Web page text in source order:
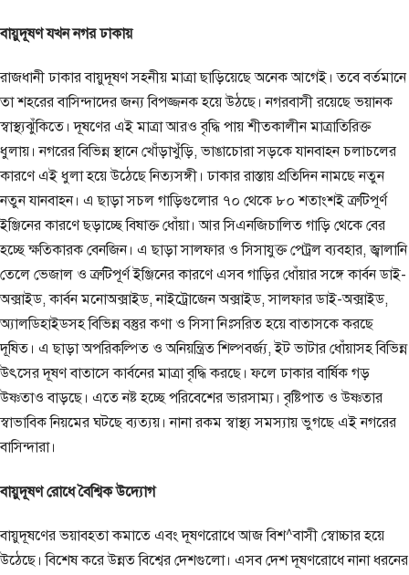
বায়ুদূষণ যখন নগর ঢাকায়
রাজধানী ঢাকার বায়ুদূষণ সহনীয় মাত্রা ছাড়িয়েছে অনেক আগেই। তবে বর্তমানে
তা শহরের বাসিন্দাদের জন্য বিপজ্জনক হয়ে উঠছে। নগরবাসী রয়েছে ভয়ানক
স্বাস্থ্যঝুঁকিতে। দূষণের এই মাত্রা আরও বৃদ্ধি পায় শীতকালীন মাত্রাতিরিক্ত
ধুলায়। নগরের বিভিন্ন স্থানে খোঁড়াখুঁড়ি, ভাঙাচোরা সড়কে যানবাহন চলাচলের
কারণে এই ধুলা হয়ে উঠেছে নিত্যসঙ্গী। ঢাকার রাস্তায় প্রতিদিন নামছে নতুন
নতুন যানবাহন। এ ছাড়া সচল গাড়িগুলোর ৭০ থেকে ৮০ শতাংশই ত্রুটিপূর্ণ
ইঞ্জিনের কারণে ছড়াচ্ছে বিষাক্ত ধোঁয়া। আর সিএনজিচালিত গাড়ি থেকে বের
হচ্ছে ক্ষতিকারক বেনজিন। এ ছাড়া সালফার ও সিসাযুক্ত পেট্রল ব্যবহার, জ্বালানি
তেলে ভেজাল ও ত্রুটিপূর্ণ ইঞ্জিনের কারণে এসব গাড়ির ধোঁয়ার সঙ্গে কার্বন ডাই-
অক্সাইড, কার্বন মনোঅক্সাইড, নাইট্রোজেন অক্সাইড, সালফার ডাই-অক্সাইড,
অ্যালডিহাইডসহ বিভিন্ন বস্তুর কণা ও সিসা নিঃসরিত হয়ে বাতাসকে করছে
দূষিত। এ ছাড়া অপরিকল্পিত ও অনিয়ন্ত্রিত শিল্পবর্জ্য, ইট ভাটার ধোঁয়াসহ বিভিন্ন
উৎসের দূষণ বাতাসে কার্বনের মাত্রা বৃদ্ধি করছে। ফলে ঢাকার বার্ষিক গড়
উষ্ণতাও বাড়ছে। এতে নষ্ট হচ্ছে পরিবেশের ভারসাম্য। বৃষ্টিপাত ও উষ্ণতার
স্বাভাবিক নিয়মের ঘটছে ব্যত্যয়। নানা রকম স্বাস্থ্য সমস্যায় ভুগছে এই নগরের
বাসিন্দারা।
বায়ুদূষণ রোধে বৈশ্বিক উদ্যোগ
বায়ুদূষণের ভয়াবহতা কমাতে এবং দূষণরোধে আজ বিশ^বাসী স্বোচ্চার হয়ে
উঠেছে। বিশেষ করে উন্নত বিশ্বের দেশগুলো। এসব দেশ দূষণরোধে নানা ধরনের